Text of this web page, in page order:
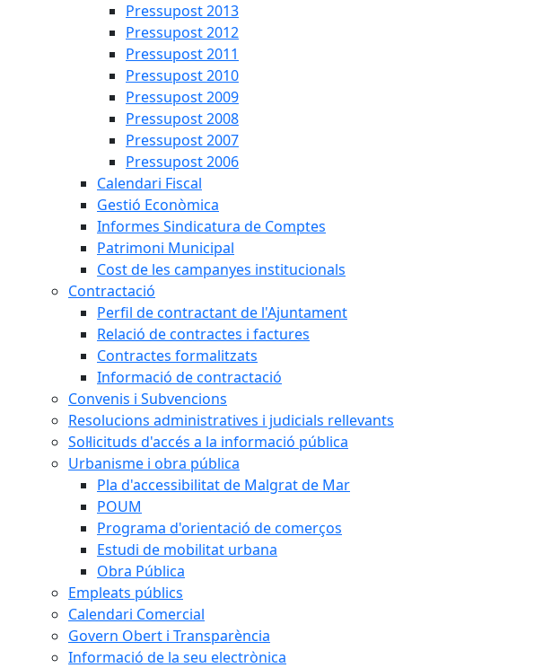
Pressupost 2013
Pressupost 2012
Pressupost 2011
Pressupost 2010
Pressupost 2009
Pressupost 2008
Pressupost 2007
Pressupost 2006
Calendari Fiscal
Gestió Econòmica
Informes Sindicatura de Comptes
Patrimoni Municipal
Cost de les campanyes institucionals
Contractació
Perfil de contractant de l'Ajuntament
Relació de contractes i factures
Contractes formalitzats
Informació de contractació
Convenis i Subvencions
Resolucions administratives i judicials rellevants
Sol·licituds d'accés a la informació pública
Urbanisme i obra pública
Pla d'accessibilitat de Malgrat de Mar
POUM
Programa d'orientació de comerços
Estudi de mobilitat urbana
Obra Pública
Empleats públics
Calendari Comercial
Govern Obert i Transparència
Informació de la seu electrònica